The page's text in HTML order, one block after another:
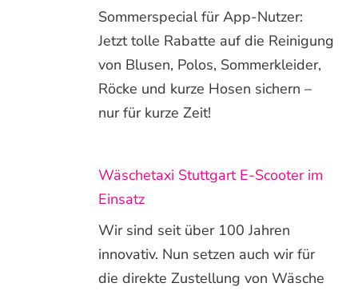
Sommerspecial für App-Nutzer:
Jetzt tolle Rabatte auf die Reinigung
von Blusen, Polos, Sommerkleider,
Röcke und kurze Hosen sichern –
nur für kurze Zeit!
Wäschetaxi Stuttgart E-Scooter im
Einsatz
Wir sind seit über 100 Jahren
innovativ. Nun setzen auch wir für
die direkte Zustellung von Wäsche